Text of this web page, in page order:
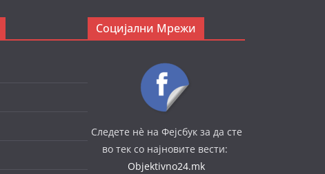
Социјални Мрежи
Следете нè на Фејсбук за да сте
во тек со најновите вести:
Objektivno24.mk